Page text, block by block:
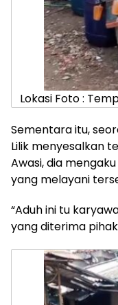
Lokasi Foto :
Sementara itu,
Lilik menyesalkan
Awasi, dia
yang melayani
“Aduh ini tu
yang diterima